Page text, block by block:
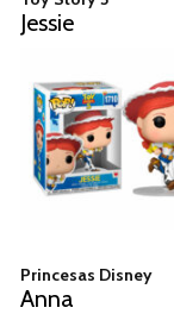
Jessie
Princesas Disney
Anna